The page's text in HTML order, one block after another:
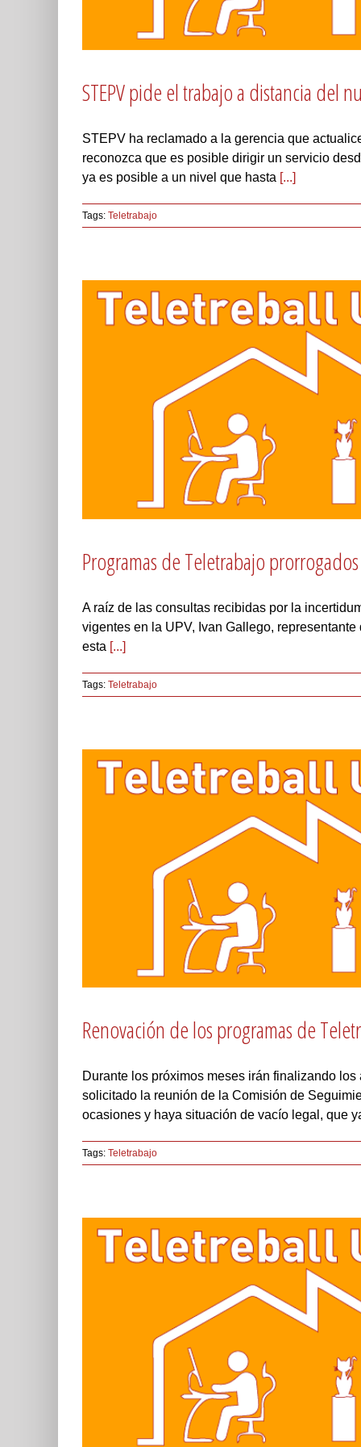
STEPV pide el trabajo a distancia del
STEPV ha reclamado a la gerencia que
reconozca que es posible dirigir un servicio
ya es posible a un nivel que hasta [...]
Tags: Teletrabajo
Programas de Teletrabajo prorrogados
A raíz de las consultas recibidas por la
vigentes en la UPV, Ivan Gallego,
esta [...]
Tags: Teletrabajo
Renovación de los programas de
Durante los próximos meses irán finalizando
solicitado la reunión de la Comisión de
ocasiones y haya situación de vacío legal, que
Tags: Teletrabajo